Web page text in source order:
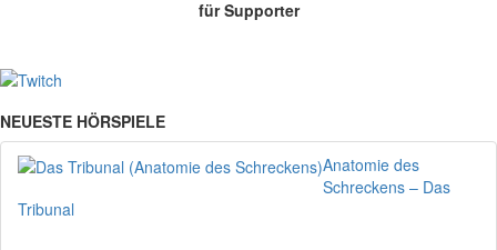
für Supporter
NEUESTE HÖRSPIELE
Anatomie des
Schreckens – Das
Tribunal